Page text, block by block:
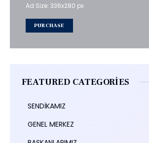
Ad Size: 336x280 px
PURCHASE
FEATURED CATEGORIES
SENDİKAMIZ
GENEL MERKEZ